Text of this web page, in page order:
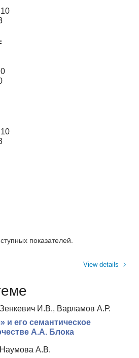
показателей.
View details
Зенкевич И.В., Варламов А.Р.
и его семантическое
А.А. Блока
Наумова А.В.